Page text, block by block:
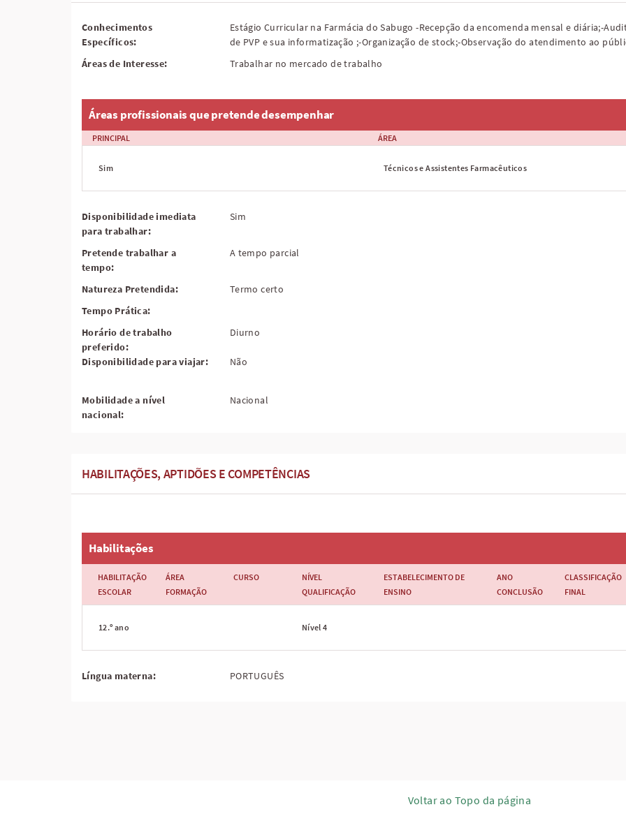
Conhecimentos
Específicos:
Estágio Curricular na Farmácia do Sabugo -Recepção da encomenda mensal e diária;-
de PVP e sua informatização ;-Organização de stock;-Observação do atendimento ao
Áreas de Interesse:
Trabalhar no mercado de trabalho
Áreas profissionais que pretende desempenhar
PRINCIPAL ÁREA
Sim Técnicos e Assistentes Farmacêuticos
Disponibilidade imediata
para trabalhar:
Sim
Pretende trabalhar a
tempo:
A tempo parcial
Natureza Pretendida:
Termo certo
Tempo Prática:
Horário de trabalho
preferido:
Diurno
Disponibilidade para viajar: Não
Mobilidade a nível
nacional:
Nacional
HABILITAÇÕES, APTIDÕES E COMPETÊNCIAS
Habilitações
HABILITAÇÃO
ESCOLAR
ÁREA
FORMAÇÃO
CURSO
NÍVEL
QUALIFICAÇÃO
ESTABELECIMENTO DE
ENSINO
ANO
CONCLUSÃO
CLASSIFICAÇÃO
FINAL
12.º ano Nível 4
Língua materna: PORTUGUÊS
Voltar ao Topo da página